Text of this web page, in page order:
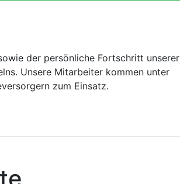
der persönliche Fortschritt unserer
Unsere Mitarbeiter kommen unter
zum Einsatz.